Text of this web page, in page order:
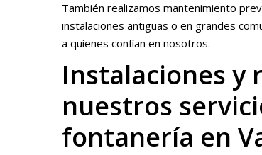
También realizamos mantenimiento
instalaciones antiguas o en grandes
a quienes confían en nosotros.
Instalaciones y
nuestros
fontanería en